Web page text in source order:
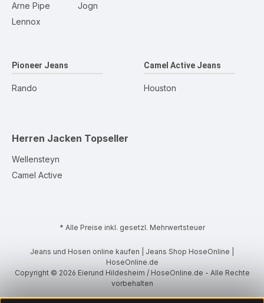
Arne Pipe
Lennox
Jogn
Pioneer Jeans
Rando
Camel Active Jeans
Houston
Herren Jacken Topseller
Wellensteyn
Camel Active
* Alle Preise inkl. gesetzl. Mehrwertsteuer
Jeans und Hosen online kaufen | Jeans Shop HoseOnline |
HoseOnline.de
Copyright © 2026 Eierund Hildesheim / HoseOnline.de - Alle Rechte
vorbehalten